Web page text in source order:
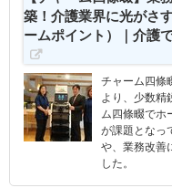
築！介護業界に光がさ
ームポイント）｜介護
チャーム四條
より、少数精
ム四條畷でホ
が課題となっ
や、業務改善
した。